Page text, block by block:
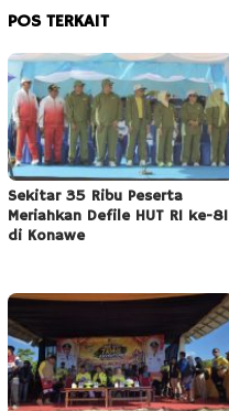
POS TERKAIT
Sekitar 35 Ribu Peserta
Meriahkan Defile HUT RI ke-81
di Konawe